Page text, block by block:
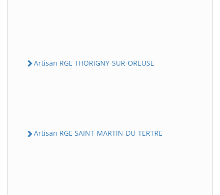
Artisan RGE THORIGNY-SUR-OREUSE
Artisan RGE SAINT-MARTIN-DU-TERTRE